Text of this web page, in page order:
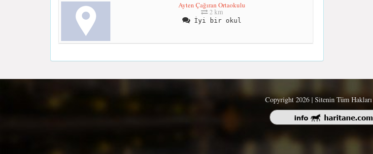
Ayten Çağıran Ortaokulu
2 km
İyi bir okul
Copyright 2026 | Sitenin Tüm Hakları